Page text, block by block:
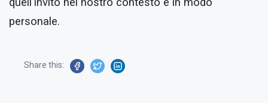
personale.
Share this: